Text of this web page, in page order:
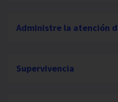
Administre la atención
Supervivencia